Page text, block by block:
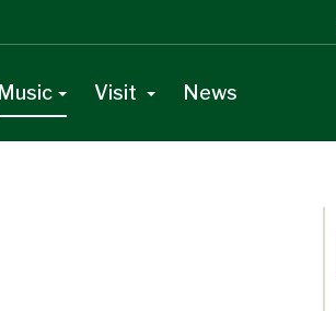
Music Visit News